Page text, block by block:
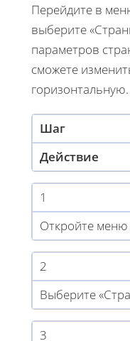
Перейдите в
выберите
параметров
сможете
горизонтальную.
Шаг
Действие
1
Откройте меню
2
Выберите
3